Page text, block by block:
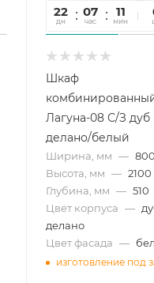
22
дн
07
час
11
мин
Шкаф
Лагуна-08 С/З дуб
делано/белый
Ширина, мм — 800
Высота, мм — 2100
Глубина, мм — 510
Цвет корпуса —
делано
Цвет фасада —
изготовление под